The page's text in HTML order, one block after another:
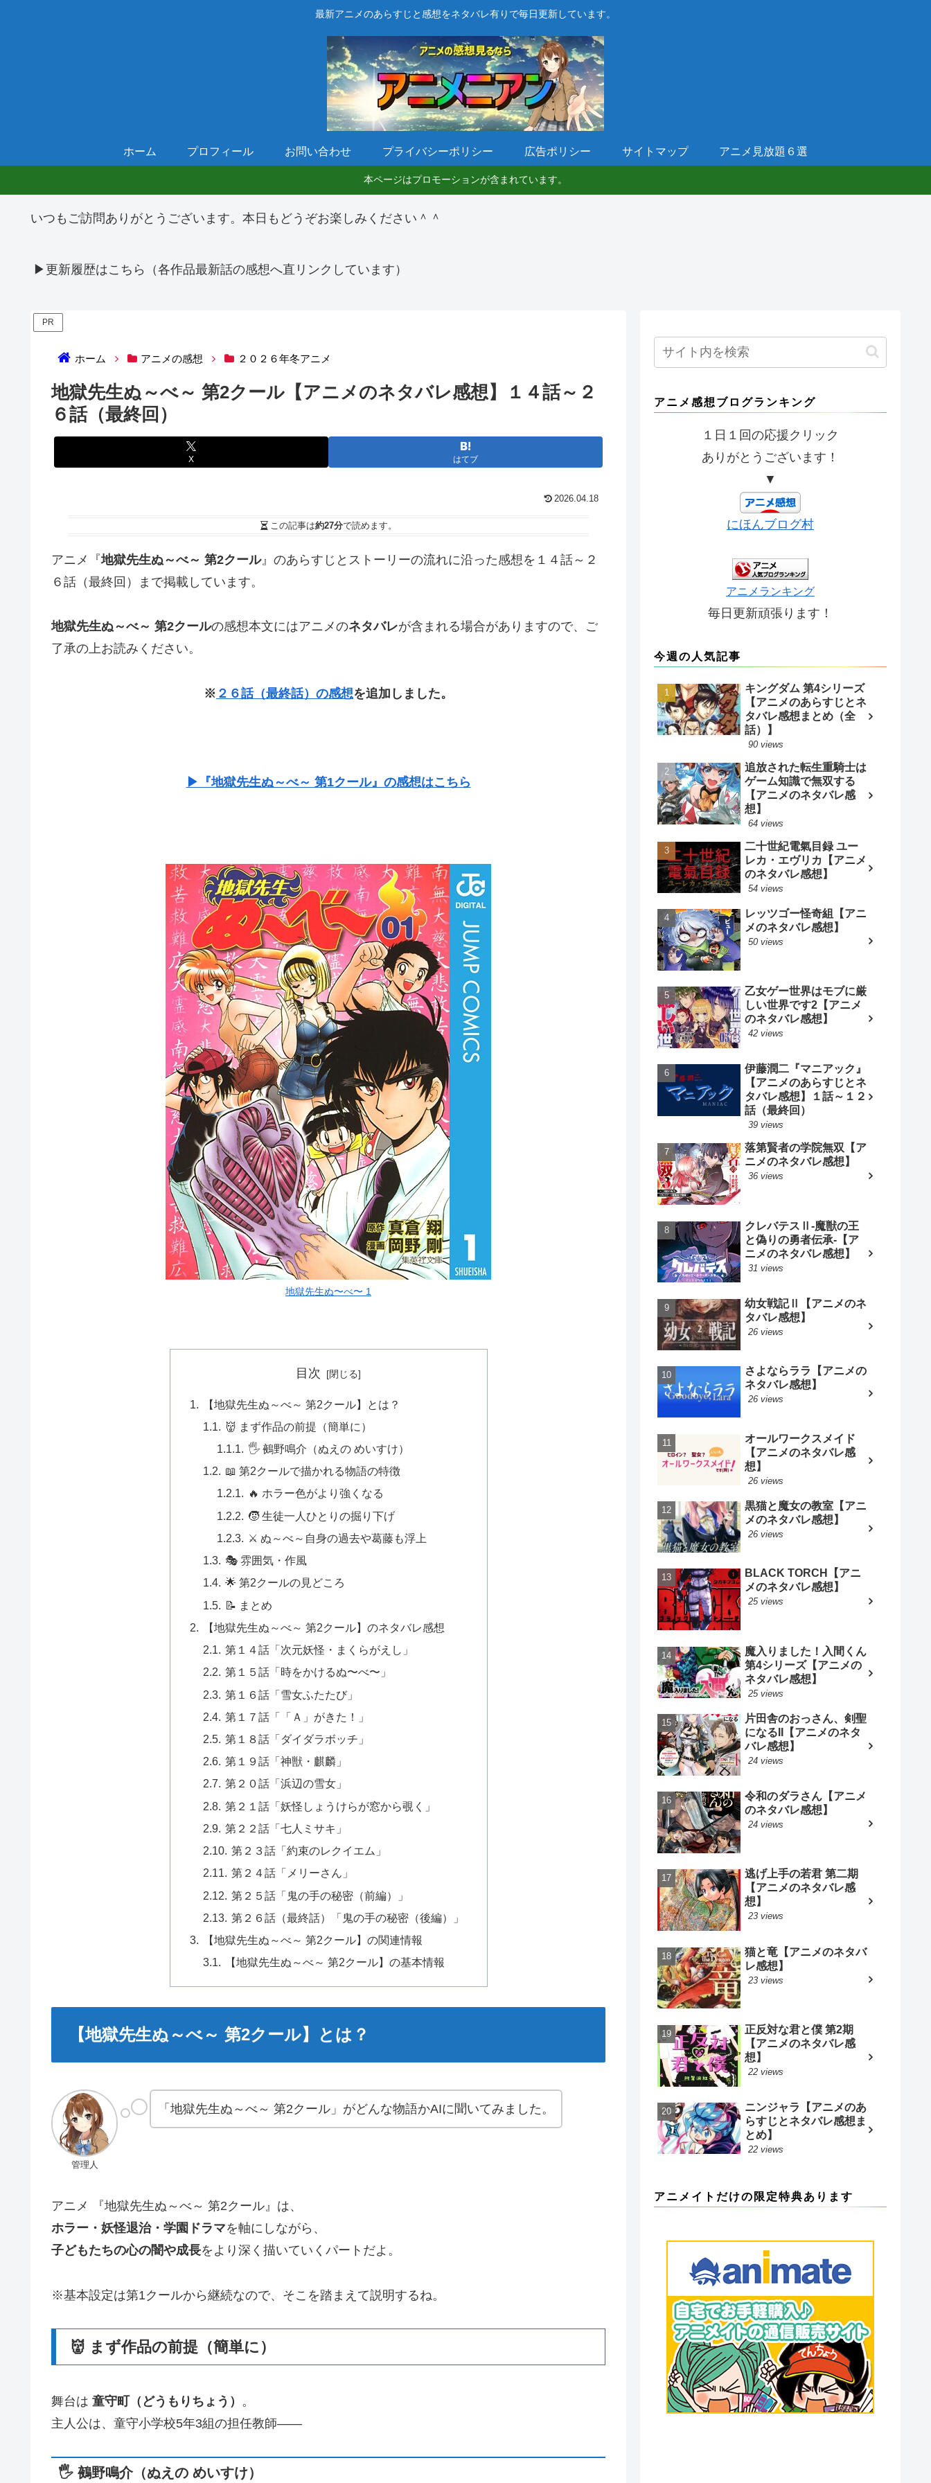
最新アニメのあらすじと感想をネタバレ有りで毎日更新しています。
ホーム プロフィール お問い合わせ プライバシーポリシー 広告ポリシー サイトマップ アニメ見放題６選
本ページはプロモーションが含まれています。
いつもご訪問ありがとうございます。本日もどうぞお楽しみください＾＾
▶更新履歴はこちら（各作品最新話の感想へ直リンクしています）
PR
ホーム アニメの感想 ２０２６年冬アニメ
地獄先生ぬ～べ～ 第2クール【アニメのネタバレ感想】１４話～２
６話（最終回）
X はてブ
2026.04.18
この記事は約27分で読めます。
アニメ『地獄先生ぬ～べ～ 第2クール』のあらすじとストーリーの流れに沿った感想を１４話～２
６話（最終回）まで掲載しています。
地獄先生ぬ～べ～ 第2クールの感想本文にはアニメのネタバレが含まれる場合がありますので、ご
了承の上お読みください。
※ ２６話（最終話）の感想を追加しました。
▶『地獄先生ぬ～べ～ 第1クール』の感想はこちら
地獄先生ぬ〜べ〜 1
目次
【地獄先生ぬ～べ～ 第2クール】とは？
👹 まず作品の前提（簡単に）
🖐️ 鵺野鳴介（ぬえの めいすけ）
📖 第2クールで描かれる物語の特徴
🔥 ホラー色がより強くなる
🧒 生徒一人ひとりの掘り下げ
⚔️ ぬ～べ～自身の過去や葛藤も浮上
🎭 雰囲気・作風
🌟 第2クールの見どころ
📝 まとめ
【地獄先生ぬ～べ～ 第2クール】のネタバレ感想
第１４話「次元妖怪・まくらがえし」
第１５話「時をかけるぬ〜べ〜」
第１６話「雪女ふたたび」
第１７話「「Ａ」がきた！」
第１８話「ダイダラボッチ」
第１９話「神獣・麒麟」
第２０話「浜辺の雪女」
第２１話「妖怪しょうけらが窓から覗く」
第２２話「七人ミサキ」
第２３話「約束のレクイエム」
第２４話「メリーさん」
第２５話「鬼の手の秘密（前編）」
第２６話（最終話）「鬼の手の秘密（後編）」
【地獄先生ぬ～べ～ 第2クール】の関連情報
【地獄先生ぬ～べ～ 第2クール】の基本情報
【地獄先生ぬ～べ～ 第2クール】とは？
管理人
「地獄先生ぬ～べ～ 第2クール」がどんな物語かAIに聞いてみました。
アニメ 『地獄先生ぬ～べ～ 第2クール』は、
ホラー・妖怪退治・学園ドラマを軸にしながら、
子どもたちの心の闇や成長をより深く描いていくパートだよ。
※基本設定は第1クールから継続なので、そこを踏まえて説明するね。
👹 まず作品の前提（簡単に）
舞台は 童守町（どうもりちょう） 。
主人公は、童守小学校5年3組の担任教師――
🖐️ 鵺野鳴介（ぬえの めいすけ）
アニメ感想ブログランキング
１日１回の応援クリック
ありがとうございます！
▼
にほんブログ村
アニメランキング
毎日更新頑張ります！
今週の人気記事
キングダム 第4シリーズ
【アニメのあらすじとネ
タバレ感想まとめ（全
話）】
90 views
追放された転生重騎士は
ゲーム知識で無双する
【アニメのネタバレ感
想】
64 views
二十世紀電氣目録 ユー
レカ・エヴリカ【アニメ
のネタバレ感想】
54 views
レッツゴー怪奇組【アニ
メのネタバレ感想】
50 views
乙女ゲー世界はモブに厳
しい世界です2【アニメ
のネタバレ感想】
42 views
伊藤潤二『マニアック』
【アニメのあらすじとネ
タバレ感想】１話～１２
話（最終回）
39 views
落第賢者の学院無双【ア
ニメのネタバレ感想】
36 views
クレバテスⅡ-魔獣の王
と偽りの勇者伝承-【ア
ニメのネタバレ感想】
31 views
幼女戦記Ⅱ【アニメのネ
タバレ感想】
26 views
さよならララ【アニメの
ネタバレ感想】
26 views
オールワークスメイド
【アニメのネタバレ感
想】
26 views
黒猫と魔女の教室【アニ
メのネタバレ感想】
26 views
BLACK TORCH【アニ
メのネタバレ感想】
25 views
魔入りました！入間くん
第4シリーズ【アニメの
ネタバレ感想】
25 views
片田舎のおっさん、剣聖
になるII【アニメのネタ
バレ感想】
24 views
令和のダラさん【アニメ
のネタバレ感想】
24 views
逃げ上手の若君 第二期
【アニメのネタバレ感
想】
23 views
猫と竜【アニメのネタバ
レ感想】
23 views
正反対な君と僕 第2期
【アニメのネタバレ感
想】
22 views
ニンジャラ【アニメのあ
らすじとネタバレ感想ま
とめ】
22 views
アニメイトだけの限定特典あります